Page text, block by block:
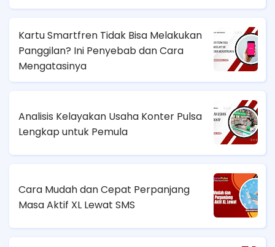
Kartu Smartfren Tidak Bisa Melakukan
Panggilan? Ini Penyebab dan Cara
Mengatasinya
Analisis Kelayakan Usaha Konter Pulsa
Lengkap untuk Pemula
Cara Mudah dan Cepat Perpanjang
Masa Aktif XL Lewat SMS